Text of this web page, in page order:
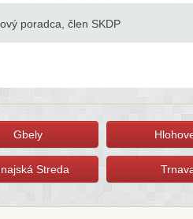
poradca, člen SKDP
Gbely
Streda